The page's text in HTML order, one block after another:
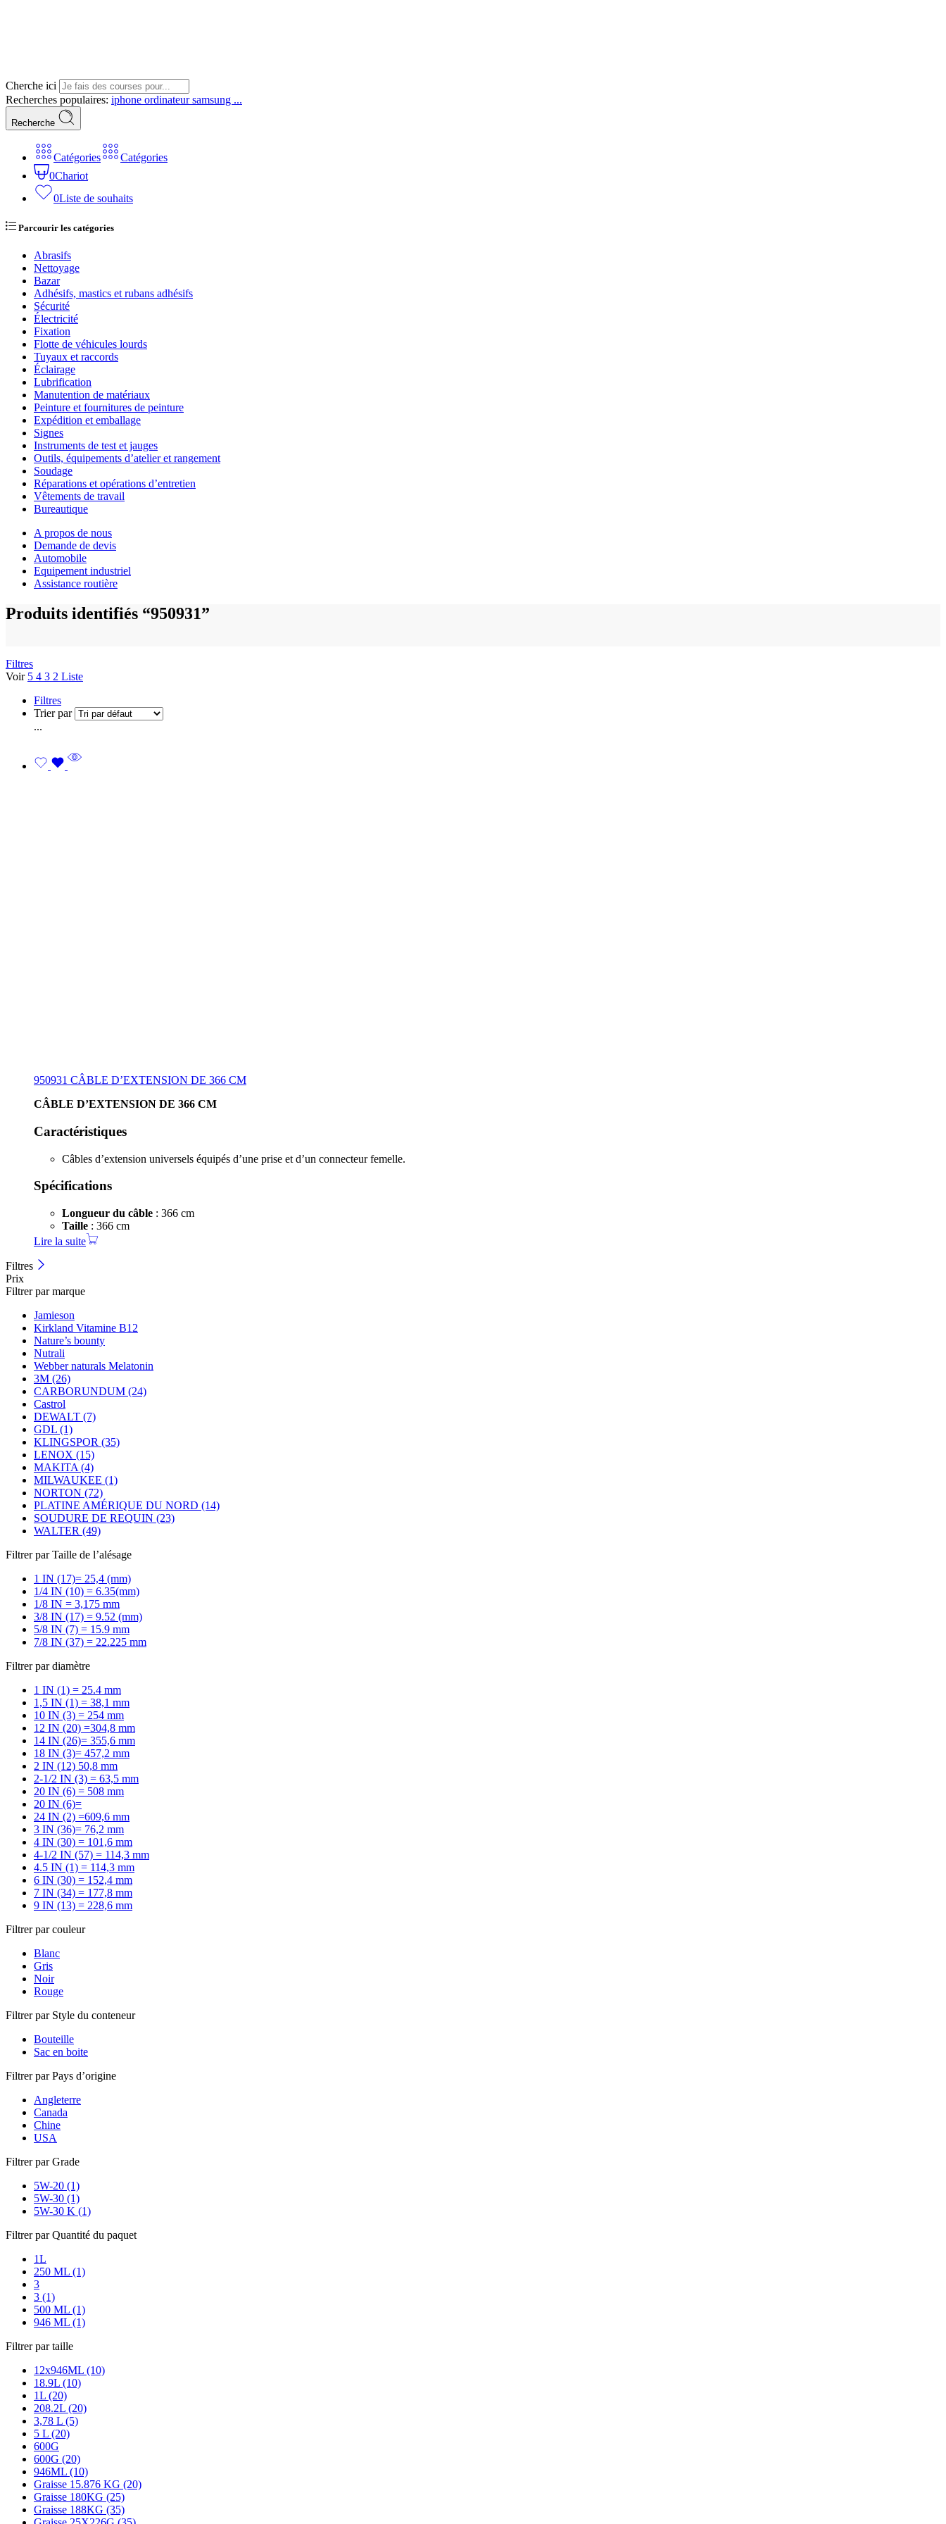
Cherche ici
Recherches populaires: iphone ordinateursamsung ...
Recherche
Catégories
Catégories
0Chariot
0Liste de souhaits
Parcourir les catégories
Abrasifs
Nettoyage
Bazar
Adhésifs, mastics et rubans adhésifs
Sécurité
Électricité
Fixation
Flotte de véhicules lourds
Tuyaux et raccords
Éclairage
Lubrification
Manutention de matériaux
Peinture et fournitures de peinture
Expédition et emballage
Signes
Instruments de test et jauges
Outils, équipements d’atelier et rangement
Soudage
Réparations et opérations d’entretien
Vêtements de travail
Bureautique
A propos de nous
Demande de devis
Automobile
Equipement industriel
Assistance routière
Produits identifiés “950931”
Filtres
Voir 5 4 3 2 Liste
Filtres
Trier par
...
950931 CÂBLE D’EXTENSION DE 366 CM
CÂBLE D’EXTENSION DE 366 CM
Caractéristiques
Câbles d’extension universels équipés d’une prise et d’un connecteur femelle.
Spécifications
Longueur du câble : 366 cm
Taille : 366 cm
Lire la suite
Filtres
Prix
Filtrer par marque
Jamieson
Kirkland Vitamine B12
Nature’s bounty
Nutrali
Webber naturals Melatonin
3M (26)
CARBORUNDUM (24)
Castrol
DEWALT (7)
GDL (1)
KLINGSPOR (35)
LENOX (15)
MAKITA (4)
MILWAUKEE (1)
NORTON (72)
PLATINE AMÉRIQUE DU NORD (14)
SOUDURE DE REQUIN (23)
WALTER (49)
Filtrer par Taille de l’alésage
1 IN (17)= 25,4 (mm)
1/4 IN (10) = 6.35(mm)
1/8 IN = 3,175 mm
3/8 IN (17) = 9.52 (mm)
5/8 IN (7) = 15.9 mm
7/8 IN (37) = 22.225 mm
Filtrer par diamètre
1 IN (1) = 25.4 mm
1,5 IN (1) = 38,1 mm
10 IN (3) = 254 mm
12 IN (20) =304,8 mm
14 IN (26)= 355,6 mm
18 IN (3)= 457,2 mm
2 IN (12) 50,8 mm
2-1/2 IN (3) = 63,5 mm
20 IN (6) = 508 mm
20 IN (6)=
24 IN (2) =609,6 mm
3 IN (36)= 76,2 mm
4 IN (30) = 101,6 mm
4-1/2 IN (57) = 114,3 mm
4.5 IN (1) = 114,3 mm
6 IN (30) = 152,4 mm
7 IN (34) = 177,8 mm
9 IN (13) = 228,6 mm
Filtrer par couleur
Blanc
Gris
Noir
Rouge
Filtrer par Style du conteneur
Bouteille
Sac en boite
Filtrer par Pays d’origine
Angleterre
Canada
Chine
USA
Filtrer par Grade
5W-20 (1)
5W-30 (1)
5W-30 K (1)
Filtrer par Quantité du paquet
1L
250 ML (1)
3
3 (1)
500 ML (1)
946 ML (1)
Filtrer par taille
12x946ML (10)
18.9L (10)
1L (20)
208.2L (20)
3,78 L (5)
5 L (20)
600G
600G (20)
946ML (10)
Graisse 15.876 KG (20)
Graisse 180KG (25)
Graisse 188KG (35)